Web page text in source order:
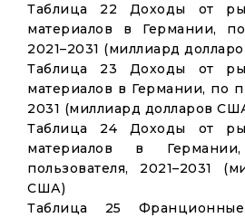
Таблица 22 Доходы от
материалов в Германии,
2021–2031 (миллиард
Таблица 23 Доходы от
материалов в Германии, по
2031 (миллиард долларов
Таблица 24 Доходы от
материалов в
пользователя, 2021–2031
США)
Таблица 25